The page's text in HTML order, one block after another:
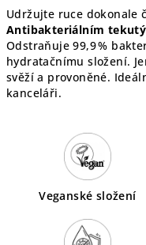
Udržujte ruce dokonale
Antibakteriálním
Odstraňuje 99,9 %
hydratačnímu složení.
svěží a provoněné.
kanceláři.
Veganské složení